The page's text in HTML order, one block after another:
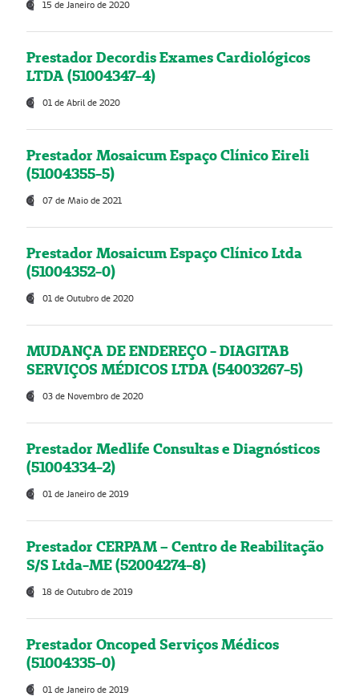
15 de Janeiro de 2020
Prestador Decordis Exames Cardiológicos
LTDA (51004347-4)
01 de Abril de 2020
Prestador Mosaicum Espaço Clínico Eireli
(51004355-5)
07 de Maio de 2021
Prestador Mosaicum Espaço Clínico Ltda
(51004352-0)
01 de Outubro de 2020
MUDANÇA DE ENDEREÇO - DIAGITAB
SERVIÇOS MÉDICOS LTDA (54003267-5)
03 de Novembro de 2020
Prestador Medlife Consultas e Diagnósticos
(51004334-2)
01 de Janeiro de 2019
Prestador CERPAM – Centro de Reabilitação
S/S Ltda-ME (52004274-8)
18 de Outubro de 2019
Prestador Oncoped Serviços Médicos
(51004335-0)
01 de Janeiro de 2019